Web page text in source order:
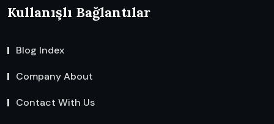
Kullanışlı Bağlantılar
Blog Index
Company About
Contact With Us